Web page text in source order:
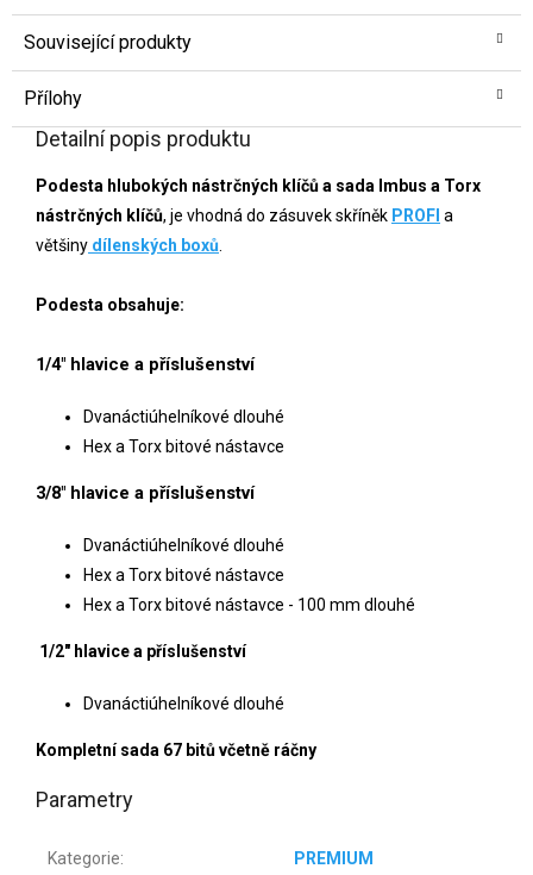
Související produkty
Přílohy
Detailní popis produktu
Podesta hlubokých nástrčných klíčů a sada Imbus a Torx
nástrčných klíčů, je vhodná do zásuvek skříněk PROFI a
většiny dílenských boxů
Podesta obsahuje:
1/4" hlavice a příslušenství
Dvanáctiúhelníkové dlouhé
Hex a Torx bitové nástavce
3/8" hlavice a příslušenství
Dvanáctiúhelníkové dlouhé
Hex a Torx bitové nástavce
Hex a Torx bitové nástavce - 100 mm dlouhé
1/2" hlavice a příslušenství
Dvanáctiúhelníkové dlouhé
Kompletní sada 67 bitů včetně ráčny
Parametry
Kategorie:
PREMIUM